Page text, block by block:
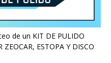
de un KIT DE PULIDO
ESTOPA Y DISCO